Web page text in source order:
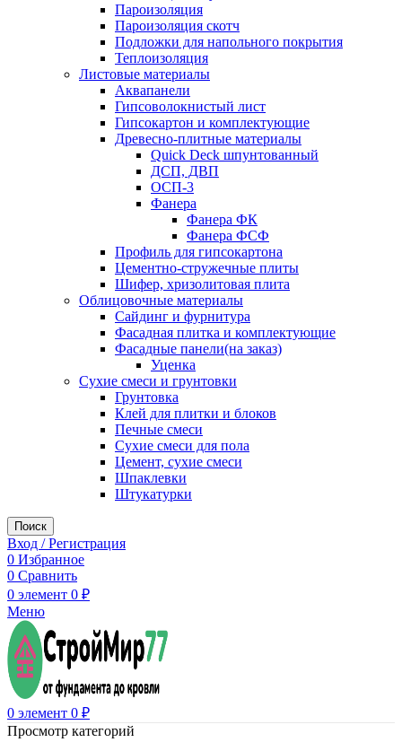
Пароизоляция
Пароизоляция скотч
Подложки для напольного покрытия
Теплоизоляция
Листовые материалы
Аквапанели
Гипсоволокнистый лист
Гипсокартон и комплектующие
Древесно-плитные материалы
Quick Deck шпунтованный
ДСП, ДВП
ОСП-3
Фанера
Фанера ФК
Фанера ФСФ
Профиль для гипсокартона
Цементно-стружечные плиты
Шифер, хризолитовая плита
Облицовочные материалы
Сайдинг и фурнитура
Фасадная плитка и комплектующие
Фасадные панели(на заказ)
Уценка
Сухие смеси и грунтовки
Грунтовка
Клей для плитки и блоков
Печные смеси
Сухие смеси для пола
Цемент, сухие смеси
Шпаклевки
Штукатурки
Поиск
Вход / Регистрация
0 Избранное
0 Сравнить
0 элемент 0 ₽
Меню
0 элемент 0 ₽
Просмотр категорий